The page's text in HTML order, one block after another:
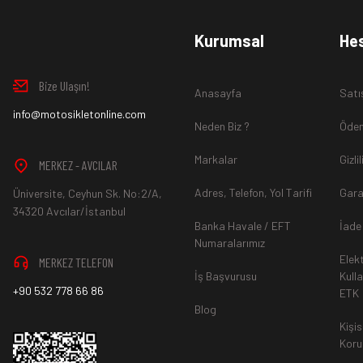
www.MotosikletOnline.com alışveriş sitesinden almış
Aksi durum söz konusu olduğunda
*İade ve Değişim sürecinde ürünlerin "Gönderici Ödemeli”
Ürün mağazamıza ulaştıktan sonra gerekli incelemelerin
hesaba ya da Kredi Kartına "Beş (5) ile On (10) iş günü”
durumlar ilgili bankanız ile yapılan sözleşme yükümlülüğüne
Bize Ulaşın!
info@motosikletonline.com
MERKEZ - AVCILAR
Üniversite, Ceyhun Sk. No:2/A,
34320 Avcılar/İstanbul
MERKEZ TELEFON
+90 532 778 66 86
Kurumsal
Anasayfa
Neden Biz ?
Markalar
Adres, Telefon, Yol Tarifi
Banka Havale / EFT
Numaralarımız
İş Başvurusu
Blog
İade
ETK